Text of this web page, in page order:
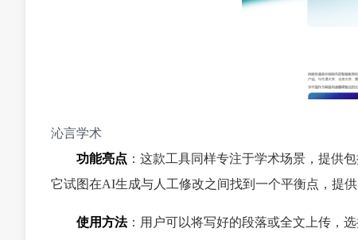
沁言学术
功能亮点 ：这款工具同样专注于学术场景，提供
它试图在AI生成与人工修改之间找到一个平衡点，提
使用方法：用户可以将写好的段落或全文上传，